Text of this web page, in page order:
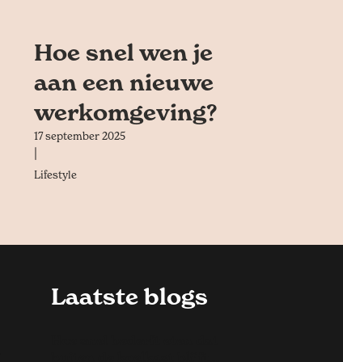
Hoe snel wen je
aan een nieuwe
werkomgeving?
17 september 2025
Lifestyle
Laatste blogs